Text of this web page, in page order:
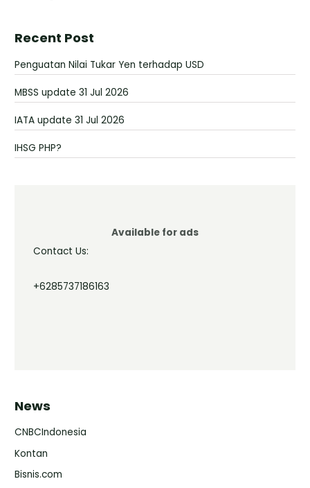
Recent Post
Penguatan Nilai Tukar Yen terhadap USD
MBSS update 31 Jul 2026
IATA update 31 Jul 2026
IHSG PHP?
Available for ads
Contact Us:
+6285737186163
News
CNBCIndonesia
Kontan
Bisnis.com